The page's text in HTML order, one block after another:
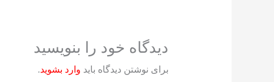
دیدگاه‌ خود را بنویسید
برای نوشتن دیدگاه باید وارد بشوید.